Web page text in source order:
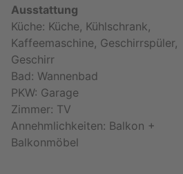
Ausstattung
Küche: Küche, Kühlschrank,
Kaffeemaschine, Geschirrspüler,
Geschirr
Bad: Wannenbad
PKW: Garage
Zimmer: TV
Annehmlichkeiten: Balkon +
Balkonmöbel